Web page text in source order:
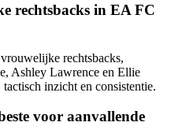
rechtsbacks in EA FC
rechtsbacks,
Ashley Lawrence en Ellie
inzicht en consistentie.
voor aanvallende